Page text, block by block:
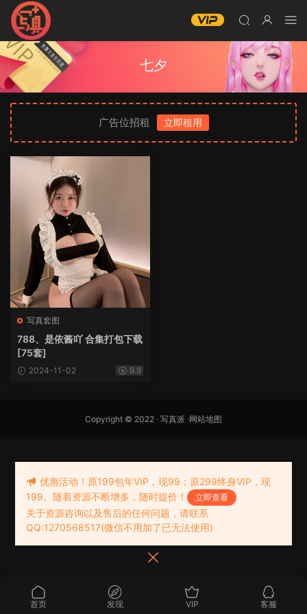
七夕
广告位招租 立即租用
写真套图
788、是依酱吖 合集打包下载
[75套]
2024-11-02 9.9
Copyright © 2022 · 写真派 ·网站地图
首页 发现 VIP 客服
优惠活动！原199包年VIP，现99；原299终身VIP，现
199。随着资源不断增多，随时提价！
立即查看
关于资源咨询以及售后的任何问题，请联系
QQ:1270568517(微信不用加了已无法使用)